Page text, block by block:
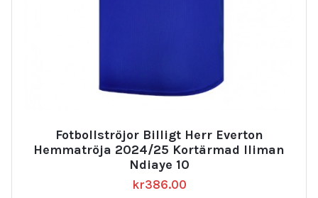
Fotbollströjor Billigt Herr Everton
Hemmatröja 2024/25 Kortärmad Iliman
Ndiaye 10
kr386.00